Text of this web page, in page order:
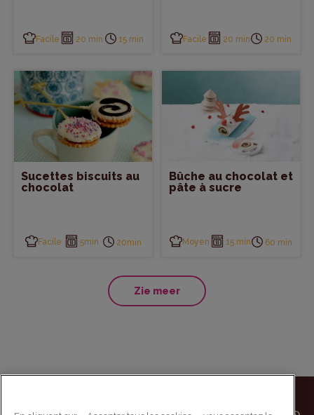
Facile 20 min 15 min Facile 20 min 20 min
Sucettes biscuits au
chocolat
Facile 5min 20min
Bûche au chocolat et
pâte à sucre
Moyen 15 min 60 min
Zie meer